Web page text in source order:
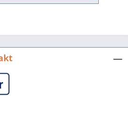
Friedrich Hölderlin
der Glaubenswelt der
und Traditionen
Buch stellt rund 1.200